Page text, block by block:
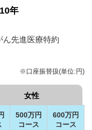
年
ん先進医療特約
※口座振替扱(単位:円)
女性
500万円
コース
600万円
コース